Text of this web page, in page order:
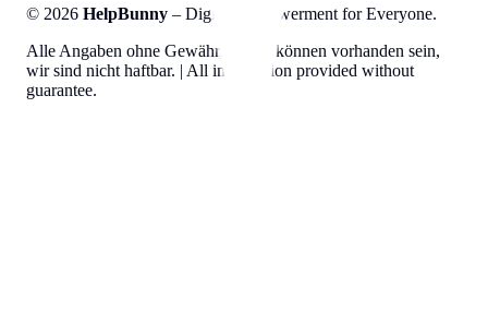
© 2026 HelpBunny – Digital Empowerment for Everyone.
Alle Angaben ohne Gewähr, Fehler können vorhanden sein,
wir sind nicht haftbar. | All information provided without
guarantee.